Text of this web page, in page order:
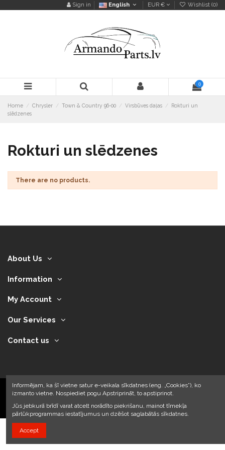
Sign in English EUR € Wishlist (0)
0
Home Chrysler Town & Country 96-00 Virsbūves daļas
Rokturi un
slēdzenes
Rokturi un slēdzenes
There are no products.
About Us
Information
My Account
Our Services
Contact us
2024 © Armando Auto SIA
Informējam, ka šī vietne satur e-veikala sīkdatnes (eng. „Cookies”), ko
izmanto vietne. Nospiediet pogu Apstriprināt, to apstiprinot.
Jūs jebkurā brīdī varat atcelt norādīto piekrišanu, mainot tīmekļa
pārlūkprogrammas iestatījumus un dzēšot saglabātās sīkdatnes.
Accept